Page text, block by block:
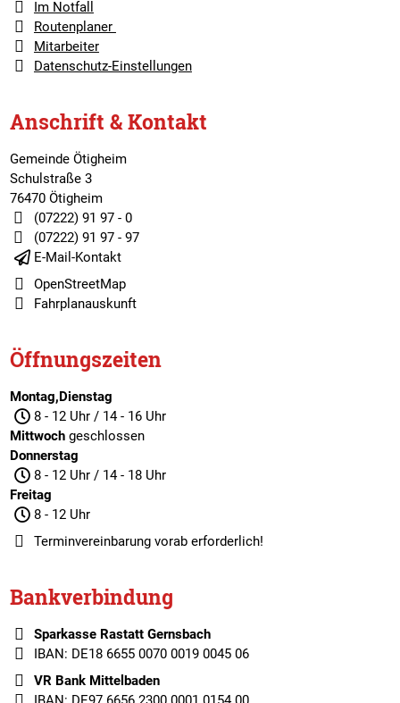
Im Notfall
Routenplaner
Mitarbeiter
Datenschutz-Einstellungen
Anschrift & Kontakt
Gemeinde Ötigheim
Schulstraße 3
76470 Ötigheim
(07222) 91 97 - 0
(07222) 91 97 - 97
E-Mail-Kontakt
OpenStreetMap
Fahrplanauskunft
Öffnungszeiten
Montag,Dienstag
8 - 12 Uhr / 14 - 16 Uhr
Mittwochgeschlossen
Donnerstag
8 - 12 Uhr / 14 - 18 Uhr
Freitag
8 - 12 Uhr
Terminvereinbarungvorab erforderlich!
Bankverbindung
Sparkasse Rastatt Gernsbach
IBAN: DE18 6655 0070 0019 0045 06
VR Bank Mittelbaden